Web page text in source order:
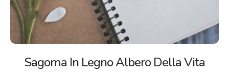
Sagoma In Legno Albero Della Vita